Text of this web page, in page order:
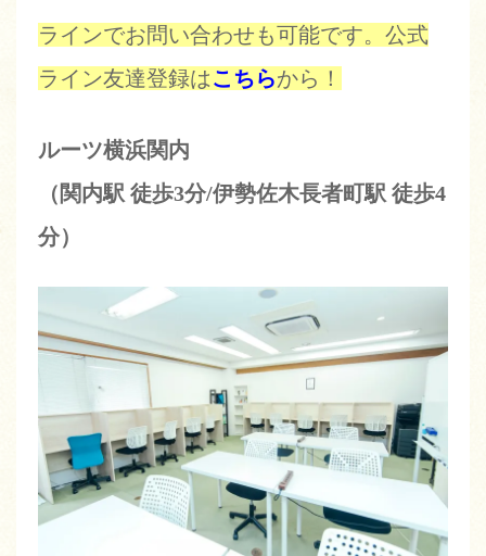
ラインでお問い合わせも可能です。公式
ライン友達登録はこちらから！
ルーツ横浜関内
（関内駅 徒歩3分/伊勢佐木長者町駅 徒歩4
分）